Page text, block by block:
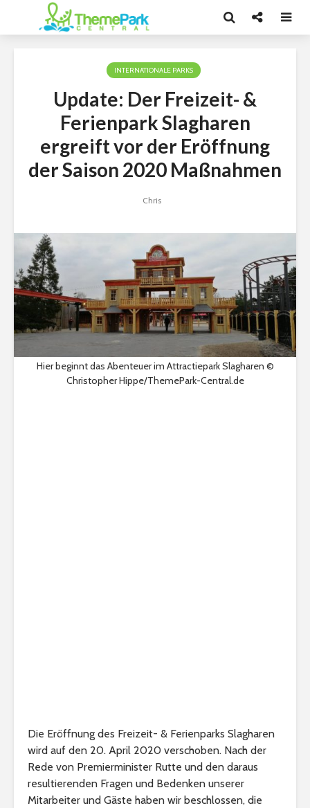
INTERNATIONALE PARKS
Update: Der Freizeit- &
Ferienpark Slagharen
ergreift vor der Eröffnung
der Saison 2020 Maßnahmen
Chris
Hier beginnt das Abenteuer im Attractiepark Slagharen ©
Christopher Hippe/ThemePark-Central.de
Die Eröffnung des Freizeit- & Ferienparks Slagharen
wird auf den 20. April 2020 verschoben. Nach der
Rede von Premierminister Rutte und den daraus
resultierenden Fragen und Bedenken unserer
Mitarbeiter und Gäste haben wir beschlossen, die